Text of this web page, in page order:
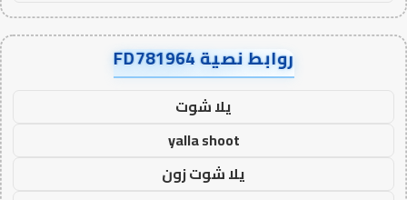
روابط نصية FD781964
يلا شوت
yalla shoot
يلا شوت زون